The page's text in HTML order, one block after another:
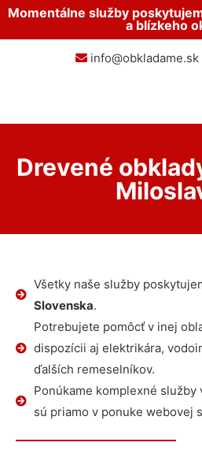
Momentálne služby
a blízkeho
info@obkladame.sk
Drevené
Všetky naše služby
Slovenska.
Potrebujete pomôcť v inej
dispozícii aj elektrikára,
ďalších remeselníkov.
Ponúkame komplexné
sú priamo v ponuke webovej